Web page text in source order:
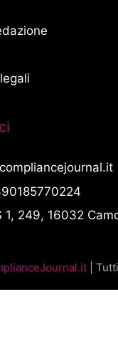
1, 249, 16032
|